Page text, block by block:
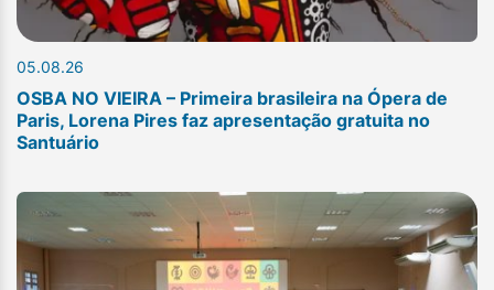
05.08.26
OSBA NO VIEIRA – Primeira brasileira na Ópera de
Paris, Lorena Pires faz apresentação gratuita no
Santuário